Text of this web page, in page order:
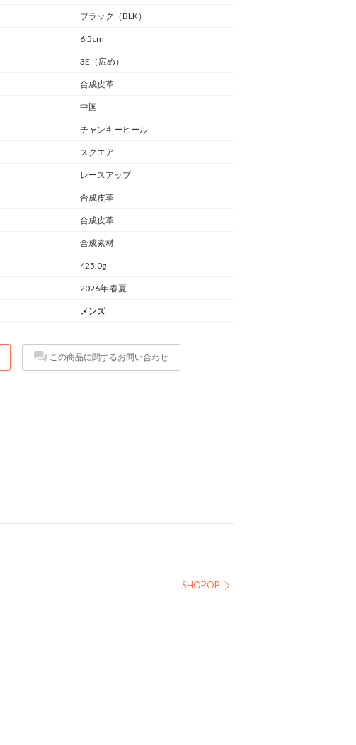
ブラック（BLK）
6.5cm
3E（広め）
合成皮革
中国
チャンキーヒール
スクエア
レースアップ
合成皮革
合成皮革
合成素材
425.0g
2026年 春夏
メンズ
この商品に関するお問い合わせ
SHOPOP